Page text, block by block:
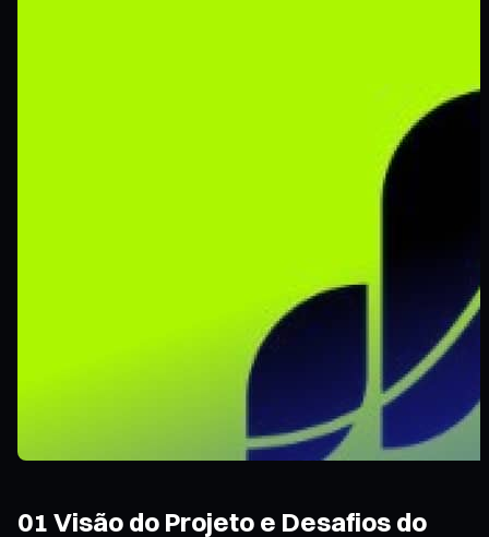
01 Visão do Projeto e Desafios do